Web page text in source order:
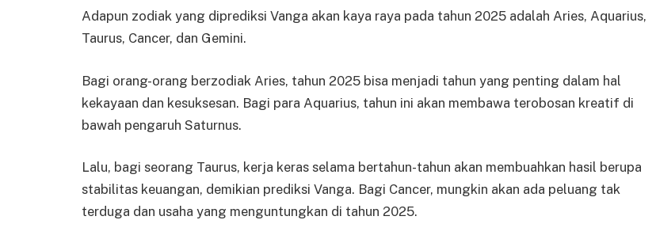
Adapun zodiak yang diprediksi Vanga akan kaya raya pada tahun 2025 adalah Aries, Aquarius,
Taurus, Cancer, dan Gemini.
Bagi orang-orang berzodiak Aries, tahun 2025 bisa menjadi tahun yang penting dalam hal
kekayaan dan kesuksesan. Bagi para Aquarius, tahun ini akan membawa terobosan kreatif di
bawah pengaruh Saturnus.
Lalu, bagi seorang Taurus, kerja keras selama bertahun-tahun akan membuahkan hasil berupa
stabilitas keuangan, demikian prediksi Vanga. Bagi Cancer, mungkin akan ada peluang tak
terduga dan usaha yang menguntungkan di tahun 2025.